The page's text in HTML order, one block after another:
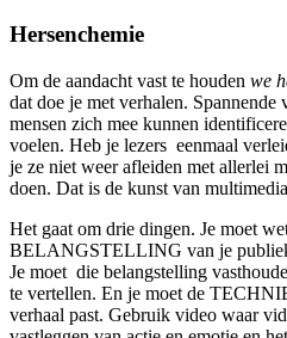
Hersenchemie
Om de aandacht vast te houden we
dat doe je met verhalen. Spannende
mensen zich mee kunnen
voelen. Heb je lezers eenmaal
je ze niet weer afleiden met allerlei
doen. Dat is de kunst van
Het gaat om drie dingen. Je moet
BELANGSTELLING van je
Je moet die belangstelling
te vertellen. En je moet de
verhaal past. Gebruik video waar